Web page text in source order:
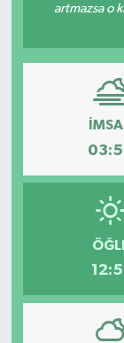
artmazsa o